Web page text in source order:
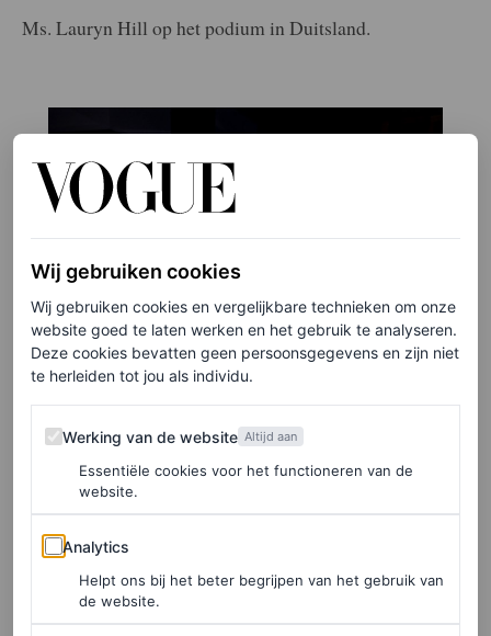
Ms. Lauryn Hill op het podium in Duitsland.
Wij gebruiken cookies
Wij gebruiken cookies en vergelijkbare technieken om onze
website goed te laten werken en het gebruik te analyseren.
Deze cookies bevatten geen persoonsgegevens en zijn niet
te herleiden tot jou als individu.
Werking van de website
Werking van de website Altijd aan
Essentiële cookies voor het functioneren van de
website.
Analytics
Analytics
Helpt ons bij het beter begrijpen van het gebruik van
de website.